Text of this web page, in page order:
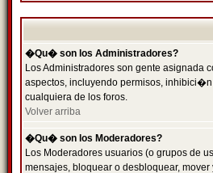
�Qu� son los Administradores?
Los Administradores son gente asignada
aspectos, incluyendo permisos,
cualquiera de los foros.
Volver arriba
�Qu� son los Moderadores?
Los Moderadores usuarios (o grupos de
mensajes, bloquear o desbloquear,